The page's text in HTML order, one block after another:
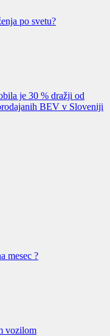
po svetu?
je 30 % dražji od
BEV v Sloveniji
mesec ?
vozilom